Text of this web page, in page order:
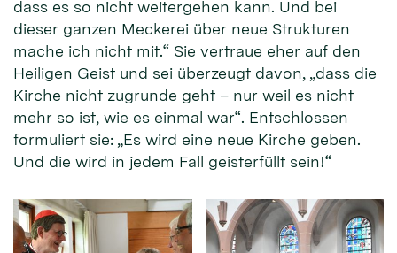
dass es so nicht weitergehen kann. Und bei
dieser ganzen Meckerei über neue Strukturen
mache ich nicht mit.“ Sie vertraue eher auf den
Heiligen Geist und sei überzeugt davon, „dass die
Kirche nicht zugrunde geht – nur weil es nicht
mehr so ist, wie es einmal war“. Entschlossen
formuliert sie: „Es wird eine neue Kirche geben.
Und die wird in jedem Fall geisterfüllt sein!“